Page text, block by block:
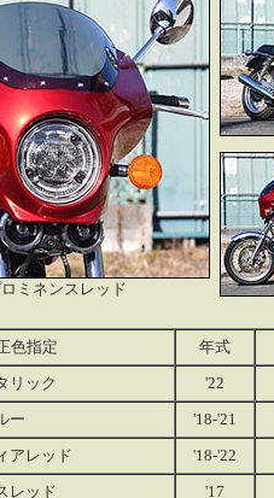
ミネンスレッド
色指定 年式
リック
'22
ー
'18-'21
アレッド
'18-'22
レッド
'17